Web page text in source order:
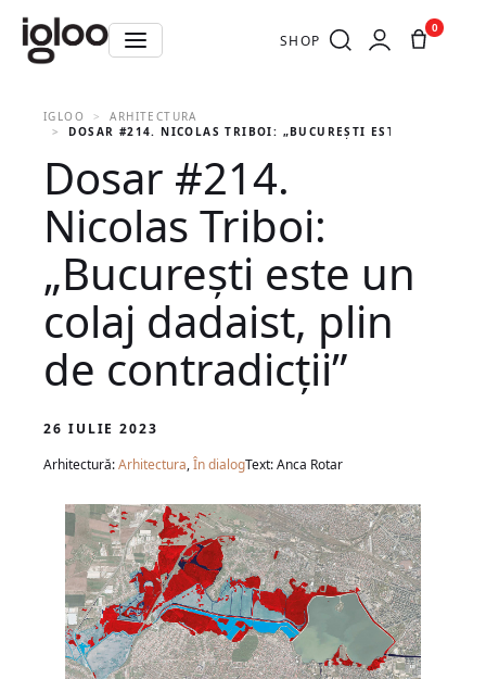
SHOP
0
IGLOO
ARHITECTURA
DOSAR #214. NICOLAS TRIBOI: „BUCUREȘTI ESTE UN COLAJ
Dosar #214.
Nicolas Triboi:
„București este un
colaj dadaist, plin
de contradicții”
26 IULIE 2023
Arhitectură:Arhitectura,În dialogText: Anca Rotar